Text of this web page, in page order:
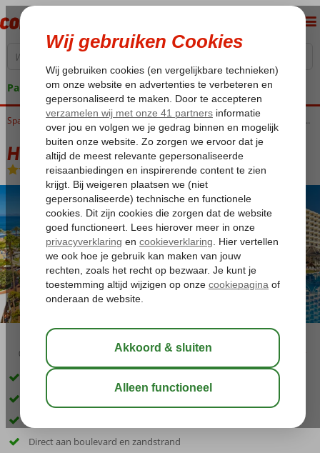
Pakketgarantie
Home Canarische Eilanden Tenerife Playa de las Americas H10 Las Palmeras
H10 Las Palmeras
Logies en ontbijt -Hotel
04:20 aug 28°C
Accommodatie met een GSTC erkend duurzaamheidscertificaat
1 van de beste vakantiedeals van Tenerife!
Direct aan boulevard en zandstrand